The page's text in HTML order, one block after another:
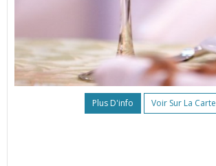
Plus D'info Voir Sur La Carte